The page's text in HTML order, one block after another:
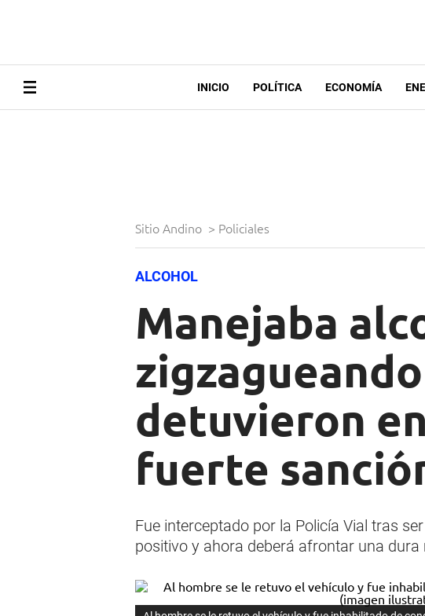
INICIO POLÍTICA ECONOMÍA
Sitio Andino > Policiales
ALCOHOL
Manejaba
detuvieron
fuerte
Fue interceptado por la Policía Vial tras
positivo y ahora deberá afrontar una dura